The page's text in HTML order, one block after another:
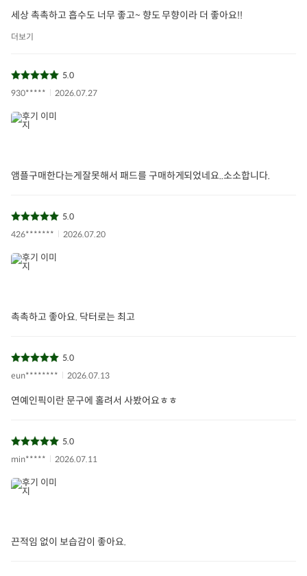
세상 촉촉하고 흡수도 너무 좋고~ 향도 무향이라 더 좋아요!!
더보기
5.0
930*****
2026.07.27
앰플구매한다는게잘못해서 패드를 구매하게되었네요..소소합니다.
5.0
426*******
2026.07.20
촉촉하고 좋아요. 닥터로는 최고
5.0
eun********
2026.07.13
연예인픽이란 문구에 홀려서 사봤어요ㅎㅎ
5.0
min*****
2026.07.11
끈적임 없이 보습감이 좋아요.